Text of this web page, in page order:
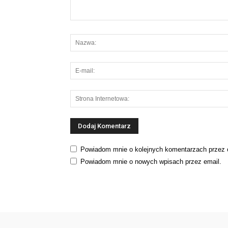
Powiadom mnie o kolejnych komentarzach przez
Powiadom mnie o nowych wpisach przez email.